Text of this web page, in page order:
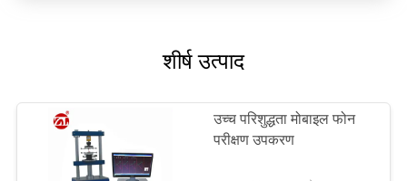
शीर्ष उत्पाद
उच्च परिशुद्धता मोबाइल फोन
परीक्षण उपकरण